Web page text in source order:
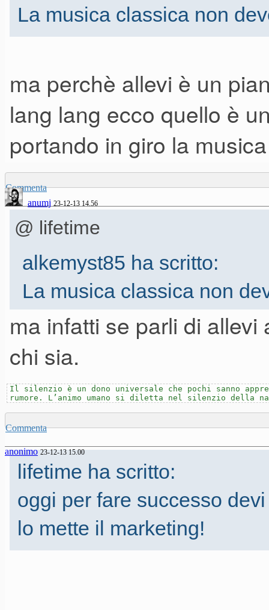
La musica classica non
ma perchè allevi è un
lang lang ecco quello è
portando in giro la
Commenta
anumj 23-12-13 14.56
@ lifetime
alkemyst85 ha scritto:
La musica classica non
ma perchè allevi è un
lang ecco quello è un
musica classica! Ma tanto di
ma infatti se parli di
chi sia.
Il silenzio è un dono universale che pochi sanno
rumore. L’animo umano si diletta nel silenzio
Commenta
anonimo 23-12-13 15.00
lifetime ha scritto:
oggi per fare successo
lo mette il marketing!